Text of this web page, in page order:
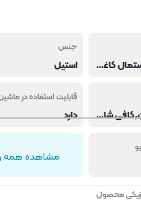
جای دستمال, جای دستمال کاغذی
جنس
استیل
خانگی,هتل و رستوران,کافی شاپ و فست فود
قابلیت استفاده در
دارد
مشاهده همه
محصول